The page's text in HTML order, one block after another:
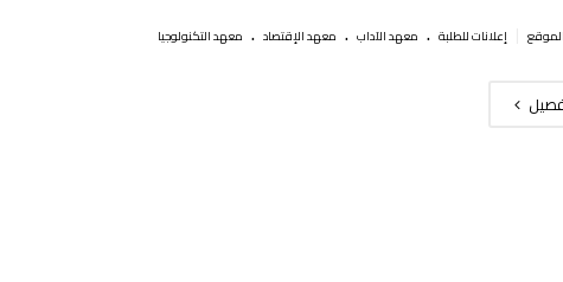
إعلانات للطلبة . معهد الآداب . معهد الإقتصاد . معهد التكنولوجيا